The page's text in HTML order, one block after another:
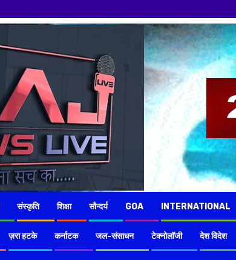
नमस्कार हमारे न्यूज
संस्कृति शिक्षा सौन्दर्य GOA INTERNATIONAL
ज़रा हटके कर्नाटक जल-संसाधन टेक्नोलॉजी देश विदेश